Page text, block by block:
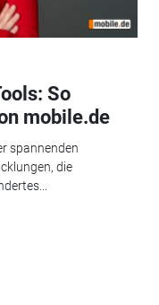
So
mobile.de
spannenden
die